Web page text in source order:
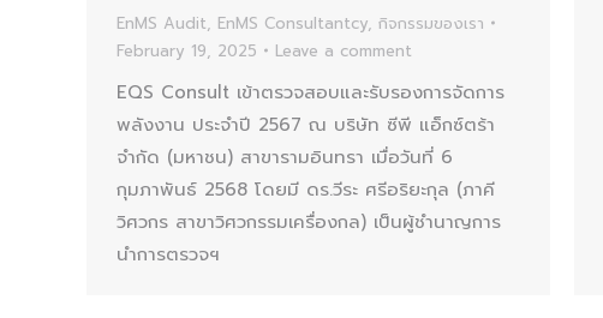
EnMS Audit, EnMS Consultantcy, กิจกรรมของเรา
February 19, 2025
Leave a comment
EQS Consult เข้าตรวจสอบและรับรองการจัดการ
พลังงาน ประจำปี 2567 ณ บริษัท ซีพี แอ็กซ์ตร้า
จำกัด (มหาชน) สาขารามอินทรา เมื่อวันที่ 6
กุมภาพันธ์ 2568 โดยมี ดร.วีระ ศรีอริยะกุล (ภาคี
วิศวกร สาขาวิศวกรรมเครื่องกล) เป็นผู้ชำนาญการ
นำการตรวจฯ